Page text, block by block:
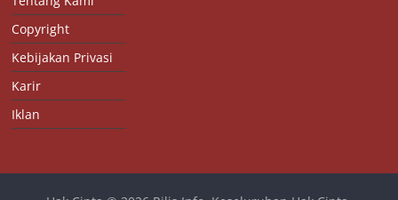
Copyright
Kebijakan Privasi
Karir
Iklan